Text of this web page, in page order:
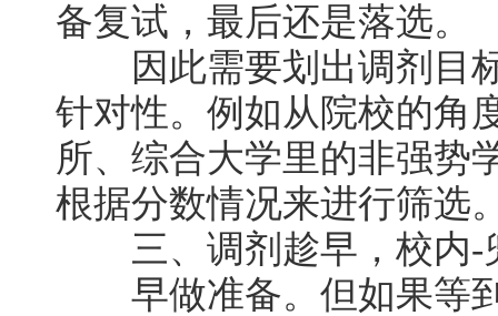
备复试，最后还是落选。
因此需要划出调剂目标
针对性。例如从院校的角
所、综合大学里的非强势
根据分数情况来进行筛选
三、调剂趁早，校内-
早做准备。但如果等到